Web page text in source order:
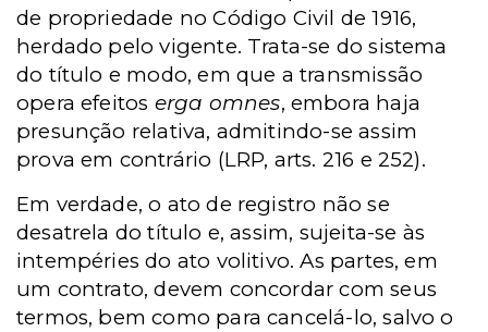
de propriedade no Código Civil de 1916,
herdado pelo vigente. Trata-se do sistema
do título e modo, em que a transmissão
opera efeitos erga omnes, embora haja
presunção relativa, admitindo-se assim
prova em contrário (LRP, arts. 216 e 252).
Em verdade, o ato de registro não se
desatrela do título e, assim, sujeita-se às
intempéries do ato volitivo. As partes, em
um contrato, devem concordar com seus
termos, bem como para cancelá-lo, salvo o